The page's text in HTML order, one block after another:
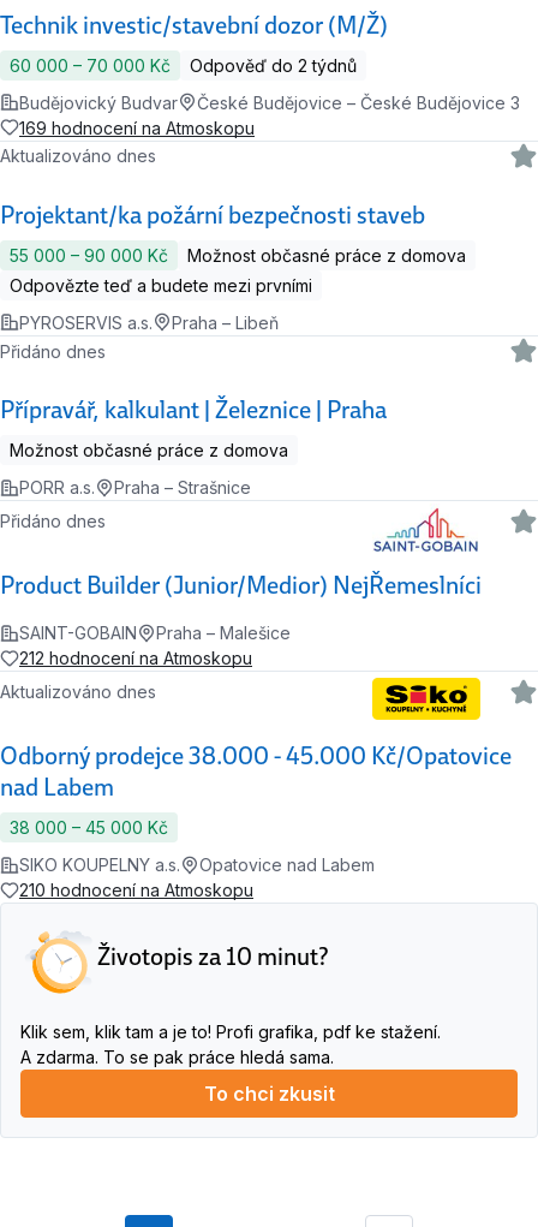
Technik investic/stavební dozor (M/Ž)
60 000 ‍–‍ 70 000 Kč
Odpověď do 2 týdnů
Budějovický Budvar
České Budějovice – České Budějovice 3
169 hodnocení na Atmoskopu
Projektant/ka požární bezpečnosti staveb
Aktualizováno dnes
55 000 ‍–‍ 90 000 Kč
Možnost občasné práce z domova
Odpovězte teď a budete mezi prvními
PYROSERVIS a.s.
Praha – Libeň
Přípravář, kalkulant | Železnice | Praha
Přidáno dnes
Možnost občasné práce z domova
PORR a.s.
Praha – Strašnice
Product Builder (Junior/Medior) NejŘemeslníci
Přidáno dnes
SAINT-GOBAIN
Praha – Malešice
212 hodnocení na Atmoskopu
Odborný prodejce 38.000 - 45.000 Kč/Opatovice
nad Labem
Aktualizováno dnes
38 000 ‍–‍ 45 000 Kč
SIKO KOUPELNY a.s.
Opatovice nad Labem
210 hodnocení na Atmoskopu
Životopis za 10 minut?
Klik sem, klik tam a je to! Profi grafika, pdf ke stažení.
A zdarma. To se pak práce hledá sama.
To chci zkusit